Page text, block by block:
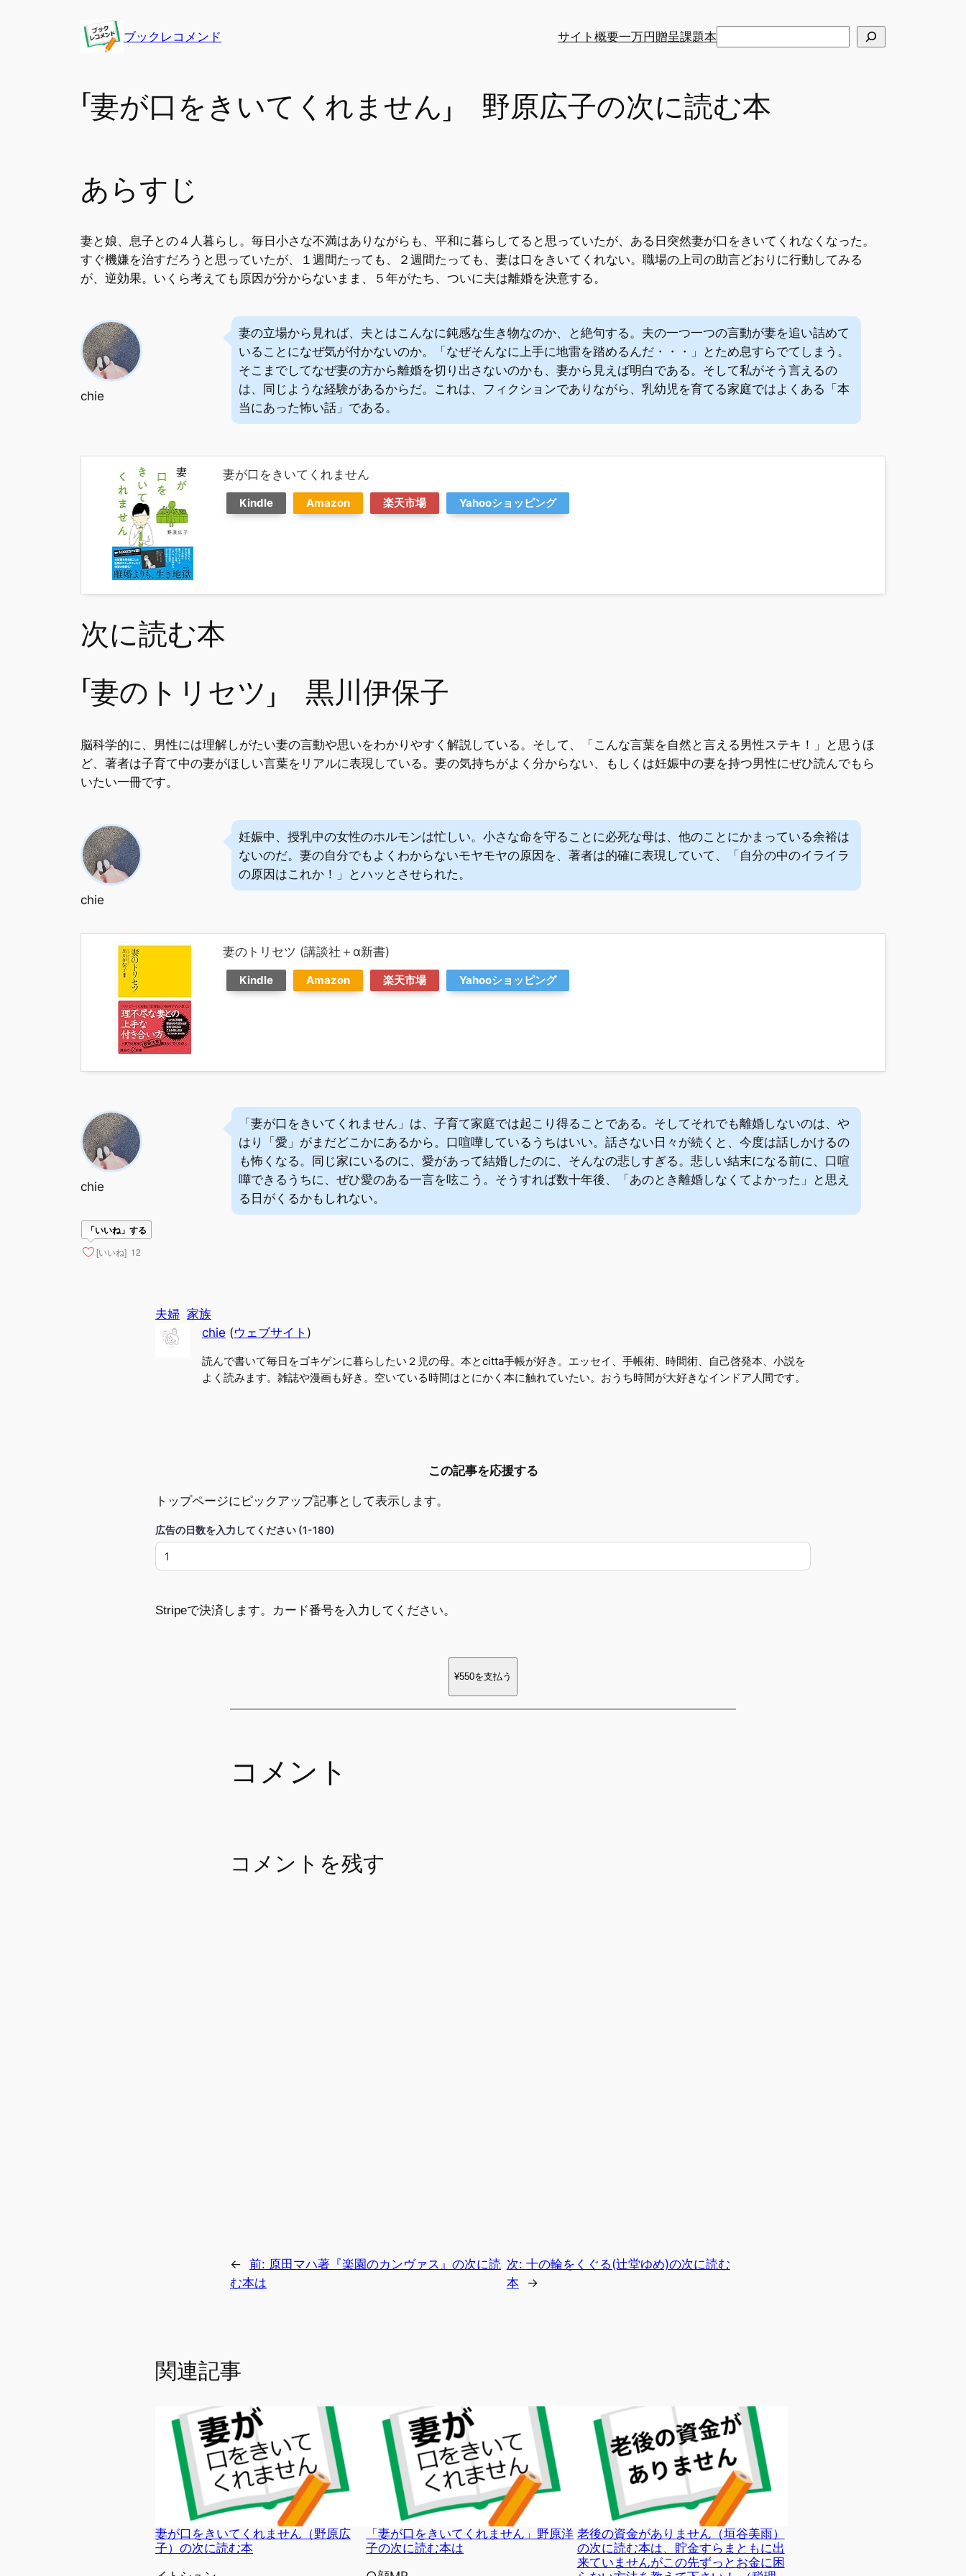
ブックレコメンド サイト概要一万円贈呈課題本
「妻が口をきいてくれません」 野原広子の次に読む本
あらすじ
妻と娘、息子との４人暮らし。毎日小さな不満はありながらも、平和に暮らしてると思っていたが、ある日突然妻が口をきいてくれなくなった。
すぐ機嫌を治すだろうと思っていたが、１週間たっても、２週間たっても、妻は口をきいてくれない。職場の上司の助言どおりに行動してみる
が、逆効果。いくら考えても原因が分からないまま、５年がたち、ついに夫は離婚を決意する。
chie
妻の立場から見れば、夫とはこんなに鈍感な生き物なのか、と絶句する。夫の一つ一つの言動が妻を追い詰めて
いることになぜ気が付かないのか。「なぜそんなに上手に地雷を踏めるんだ・・・」とため息すらでてしまう。
そこまでしてなぜ妻の方から離婚を切り出さないのかも、妻から見えば明白である。そして私がそう言えるの
は、同じような経験があるからだ。これは、フィクションでありながら、乳幼児を育てる家庭ではよくある「本
当にあった怖い話」である。
妻が口をきいてくれません
Kindle Amazon 楽天市場 Yahooショッピング
次に読む本
「妻のトリセツ」 黒川伊保子
脳科学的に、男性には理解しがたい妻の言動や思いをわかりやすく解説している。そして、「こんな言葉を自然と言える男性ステキ！」と思うほ
ど、著者は子育て中の妻がほしい言葉をリアルに表現している。妻の気持ちがよく分からない、もしくは妊娠中の妻を持つ男性にぜひ読んでもら
いたい一冊です。
chie
妊娠中、授乳中の女性のホルモンは忙しい。小さな命を守ることに必死な母は、他のことにかまっている余裕は
ないのだ。妻の自分でもよくわからないモヤモヤの原因を、著者は的確に表現していて、「自分の中のイライラ
の原因はこれか！」とハッとさせられた。
妻のトリセツ (講談社＋α新書)
Kindle Amazon 楽天市場 Yahooショッピング
chie
「妻が口をきいてくれません」は、子育て家庭では起こり得ることである。そしてそれでも離婚しないのは、や
はり「愛」がまだどこかにあるから。口喧嘩しているうちはいい。話さない日々が続くと、今度は話しかけるの
も怖くなる。同じ家にいるのに、愛があって結婚したのに、そんなの悲しすぎる。悲しい結末になる前に、口喧
嘩できるうちに、ぜひ愛のある一言を呟こう。そうすれば数十年後、「あのとき離婚しなくてよかった」と思え
る日がくるかもしれない。
「いいね」する
[いいね] 12
夫婦 家族
chie (ウェブサイト )
読んで書いて毎日をゴキゲンに暮らしたい２児の母。本とcitta手帳が好き。エッセイ、手帳術、時間術、自己啓発本、小説を
よく読みます。雑誌や漫画も好き。空いている時間はとにかく本に触れていたい。おうち時間が大好きなインドア人間です。
この記事を応援する
トップページにピックアップ記事として表示します。
広告の日数を入力してください (1-180)
Stripeで決済します。カード番号を入力してください。
¥550を支払う
コメント
コメントを残す
← 前: 原田マハ著『楽園のカンヴァス』の次に読
む本は
次: 十の輪をくぐる(辻堂ゆめ)の次に読む
本
→
関連記事
妻が口をきいてくれません（野原広
子）の次に読む本
「妻が口をきいてくれません」野原洋
子の次に読む本は
老後の資金がありません（垣谷美雨）
の次に読む本は、貯金すらまともに出
来ていませんがこの先ずっとお金に困